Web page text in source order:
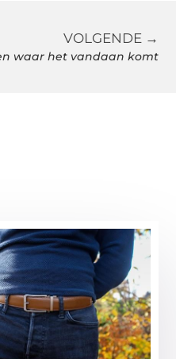
VOLGENDE →
waar het vandaan komt